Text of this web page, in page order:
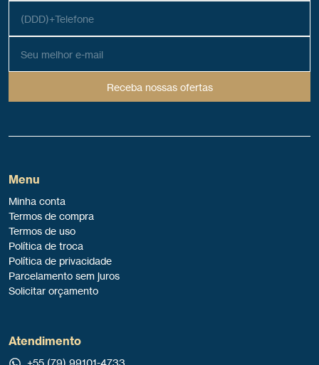
Receba nossas ofertas
Menu
Minha conta
Termos de compra
Termos de uso
Política de troca
Política de privacidade
Parcelamento sem juros
Solicitar orçamento
Atendimento
+55 (79) 99101-4733